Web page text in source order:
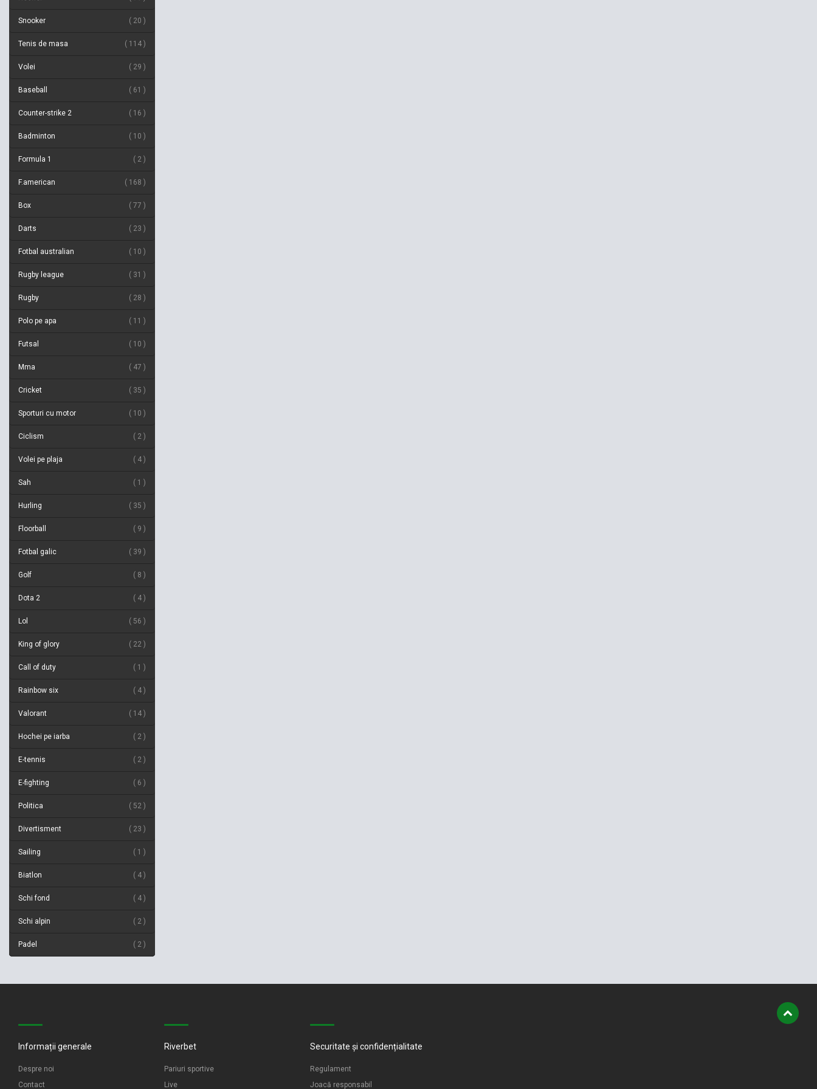
Snooker 20
Tenis de masa 114
Volei 29
Baseball 61
Counter-strike 2 16
Badminton 10
Formula 1 2
F.american 168
Box 77
Darts 23
Fotbal australian 10
Rugby league 31
Rugby 28
Polo pe apa 11
Futsal 10
Mma 47
Cricket 35
Sporturi cu motor 10
Ciclism 2
Volei pe plaja 4
Sah 1
Hurling 35
Floorball 9
Fotbal galic 39
Golf 8
Dota 2 4
Lol 56
King of glory 22
Call of duty 1
Rainbow six 4
Valorant 14
Hochei pe iarba 2
E-tennis 2
E-fighting 6
Politica 52
Divertisment 23
Sailing 1
Biatlon 4
Schi fond 4
Schi alpin 2
Padel 2
Informații generale
Despre noi
Contact
Riverbet
Pariuri sportive
Live
Securitate și confidențialitate
Regulament
Joacă responsabil